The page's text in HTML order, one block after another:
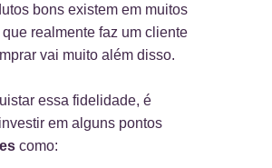
bons existem em muitos
que realmente faz um cliente
vai muito além disso.
essa fidelidade, é
em alguns pontos
como: